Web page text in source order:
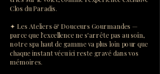
Clos du Paradis.
✦ Les Ateliers & Douceurs Gourmandes —
parce que l'excellence ne s'arrête pas au soin,
notre spa haut de gamme va plus loin pour que
chaque instant vécu ici reste gravé dans vos
mémoires.